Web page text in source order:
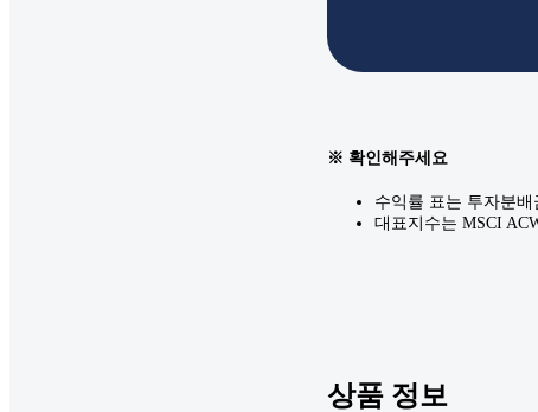
※ 확인해주세요
수익률 표는 투자분
대표지수는 MSCI
상품 정보